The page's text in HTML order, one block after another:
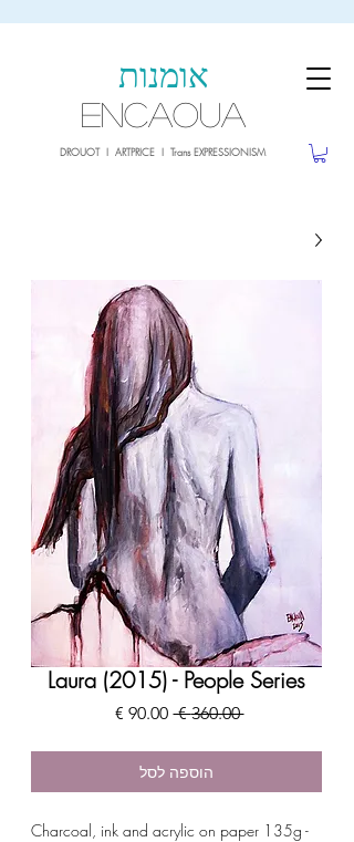
אומנות
ENCAOUA
DROUOT I ARTPRICE I Trans EXPRESSIONISM
Laura (2015) - People Series
‏360.00 ‏€
מחיר
‏90.00 ‏€
מחיר
הוספה לסל
Charcoal, ink and acrylic on paper 135g -